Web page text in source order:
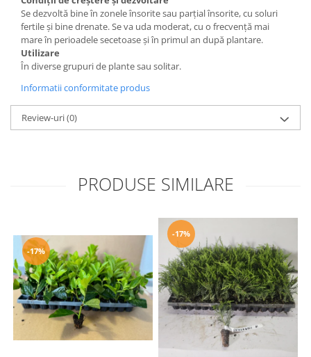
Se dezvoltă bine în zonele însorite sau parțial însorite, cu soluri
fertile și bine drenate. Se va uda moderat, cu o frecvență mai
mare în perioadele secetoase și în primul an după plantare.
Utilizare
În diverse grupuri de plante sau solitar.
Informatii conformitate produs
Review-uri(0)
PRODUSE SIMILARE
-17%
-17%